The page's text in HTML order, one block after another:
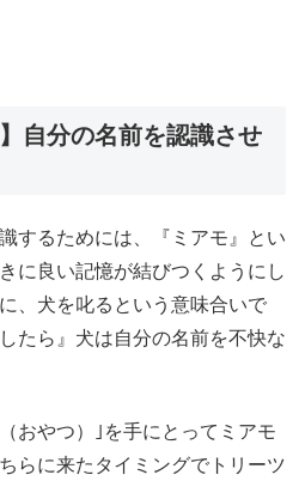
自分の名前を認識させ
するためには、『ミアモ』とい
に良い記憶が結びつくようにし
、犬を叱るという意味合いで
たら』犬は自分の名前を不快な
おやつ）｣を手にとってミアモ
らに来たタイミングでトリーツ